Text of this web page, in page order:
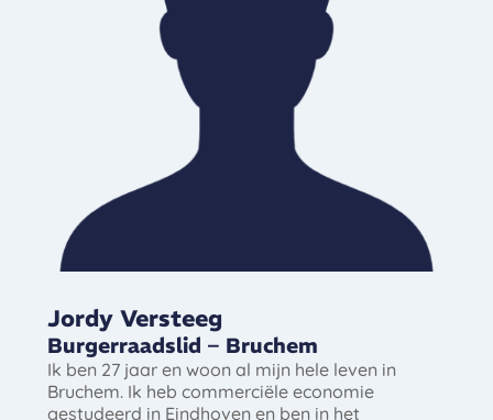
Jordy Versteeg
Burgerraadslid – Bruchem
Ik ben 27 jaar en woon al mijn hele leven in
Bruchem. Ik heb commerciële economie
gestudeerd in Eindhoven en ben in het